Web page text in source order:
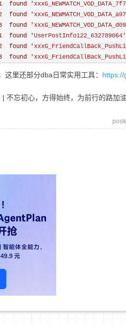
found
found
found
found 'UserPostInfo122_632789064'
found
found
里还部分dba日常实用工具： https://
不忘初心，方得始终，为前行的路加